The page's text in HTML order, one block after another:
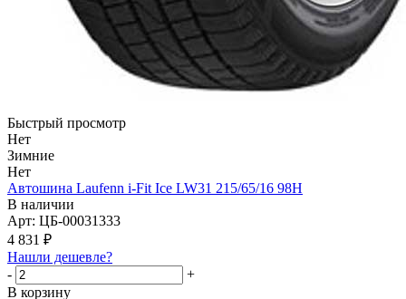
Быстрый просмотр
Нет
Зимние
Нет
Автошина Laufenn i-Fit Ice LW31 215/65/16 98Н
В наличии
Арт: ЦБ-00031333
4 831 ₽
Нашли дешевле?
-
+
В корзину